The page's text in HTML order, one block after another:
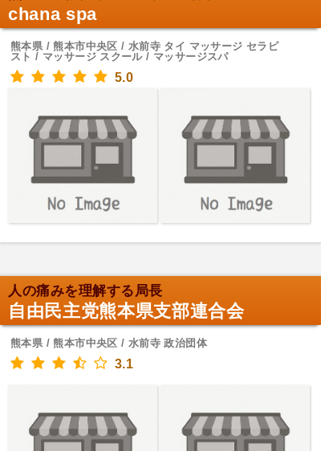
chana spa
熊本県 / 熊本市中央区 / 水前寺 タイ マッサージ セラピ
スト / マッサージ スクール / マッサージスパ
5.0
人の痛みを理解する局長
自由民主党熊本県支部連合会
熊本県 / 熊本市中央区 / 水前寺 政治団体
3.1